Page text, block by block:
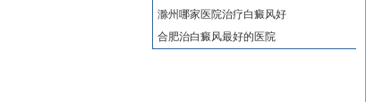
滁州哪家医院治疗白癜风好
合肥治白癜风最好的医院